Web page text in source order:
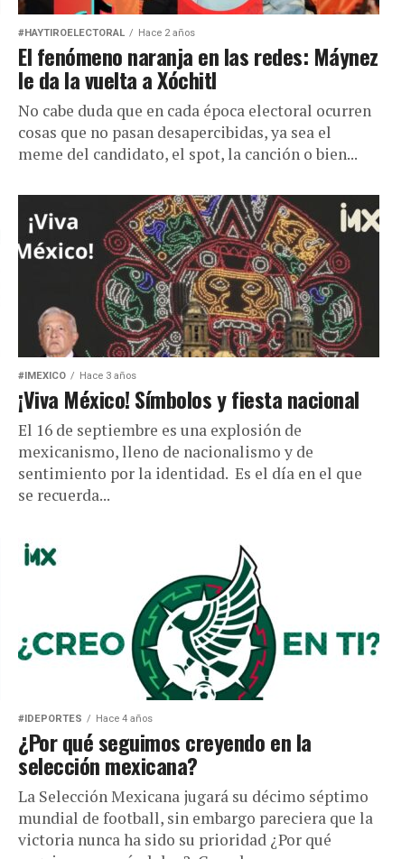
#HAYTIROELECTORAL Hace 2 años
El fenómeno naranja en las redes: Máynez
le da la vuelta a Xóchitl
No cabe duda que en cada época electoral ocurren
cosas que no pasan desapercibidas, ya sea el
meme del candidato, el spot, la canción o bien...
#IMEXICO Hace 3 años
¡Viva México! Símbolos y fiesta nacional
El 16 de septiembre es una explosión de
mexicanismo, lleno de nacionalismo y de
sentimiento por la identidad. Es el día en el que
se recuerda...
#IDEPORTES Hace 4 años
¿Por qué seguimos creyendo en la
selección mexicana?
La Selección Mexicana jugará su décimo séptimo
mundial de football, sin embargo pareciera que la
victoria nunca ha sido su prioridad ¿Por qué